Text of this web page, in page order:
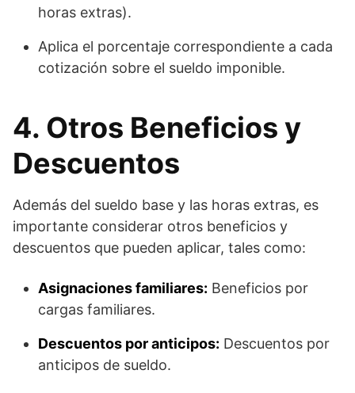
horas extras).
Aplica el porcentaje correspondiente a cada
cotización sobre el sueldo imponible.
4. Otros Beneficios y
Descuentos
Además del sueldo base y las horas extras, es
importante considerar otros beneficios y
descuentos que pueden aplicar, tales como:
Asignaciones familiares: Beneficios por
cargas familiares.
Descuentos por anticipos: Descuentos por
anticipos de sueldo.